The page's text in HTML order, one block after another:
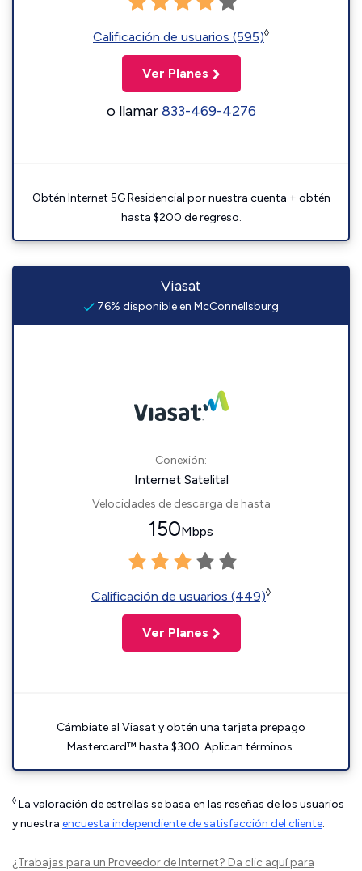
Calificación de usuarios (595)◊
Ver Planes
o llamar833-469-4276
Obtén Internet 5G Residencial por nuestra cuenta + obtén
hasta $200 de regreso.
Viasat
76% disponible en McConnellsburg
Conexión:
Internet Satelital
Velocidades de descarga de hasta
150Mbps
Calificación de usuarios (449)◊
Ver Planes
Cámbiate al Viasat y obtén una tarjeta prepago
Mastercard™ hasta $300. Aplican términos.
◊ La valoración de estrellas se basa en las reseñas de los usuarios
y nuestra encuesta independiente de satisfacción del cliente.
¿Trabajas para un Proveedor de Internet? Da clic aquípara